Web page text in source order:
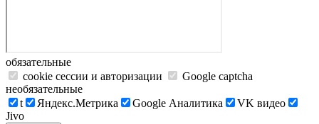
обязательные
cookie сессии и авторизации
Google captcha
необязательные
t
Яндекс.Метрика Google Аналитика
VK видео
Jivo